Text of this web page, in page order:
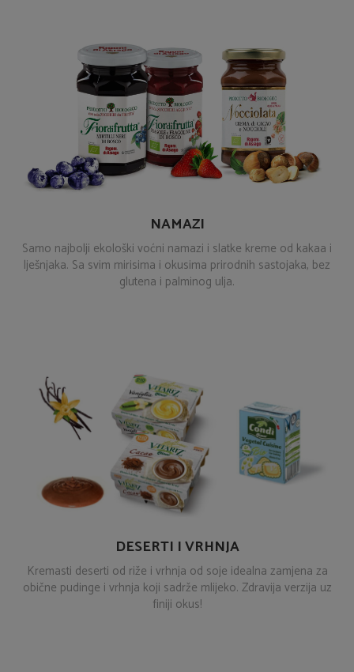
NAMAZI
Samo najbolji ekološki voćni namazi i slatke kreme od kakaa i
lješnjaka. Sa svim mirisima i okusima prirodnih sastojaka, bez
glutena i palminog ulja.
DESERTI I VRHNJA
Kremasti deserti od riže i vrhnja od soje idealna zamjena za
obične pudinge i vrhnja koji sadrže mlijeko. Zdravija verzija uz
finiji okus!